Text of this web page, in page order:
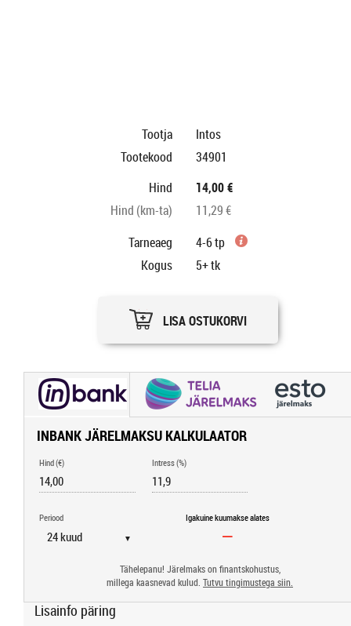
Tootja
Intos
Tootekood
34901
Hind
14,00 €
Hind (km-ta)
11,29 €
Tarneaeg
4-6 tp
Kogus
5+tk
LISA OSTUKORVI
INBANK JÄRELMAKSU KALKULAATOR
Hind (€) Intress (%)
Periood
▼
Igakuine kuumakse alates
Tähelepanu! Järelmaks on finantskohustus,
millega kaasnevad kulud. Tutvu tingimustega siin.
Lisainfo päring